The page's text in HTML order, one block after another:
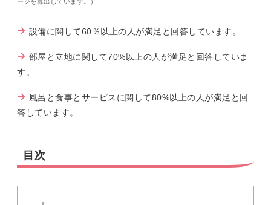
設備に関して60％以上の人が満足と回答しています。
部屋と立地に関して70%以上の人が満足と回答していま
す。
風呂と食事とサービスに関して80%以上の人が満足と回
答しています。
目次